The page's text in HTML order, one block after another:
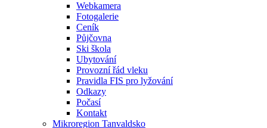
Webkamera
Fotogalerie
Ceník
Půjčovna
Ski škola
Ubytování
Provozní řád vleku
Pravidla FIS pro lyžování
Odkazy
Počasí
Kontakt
Mikroregion Tanvaldsko